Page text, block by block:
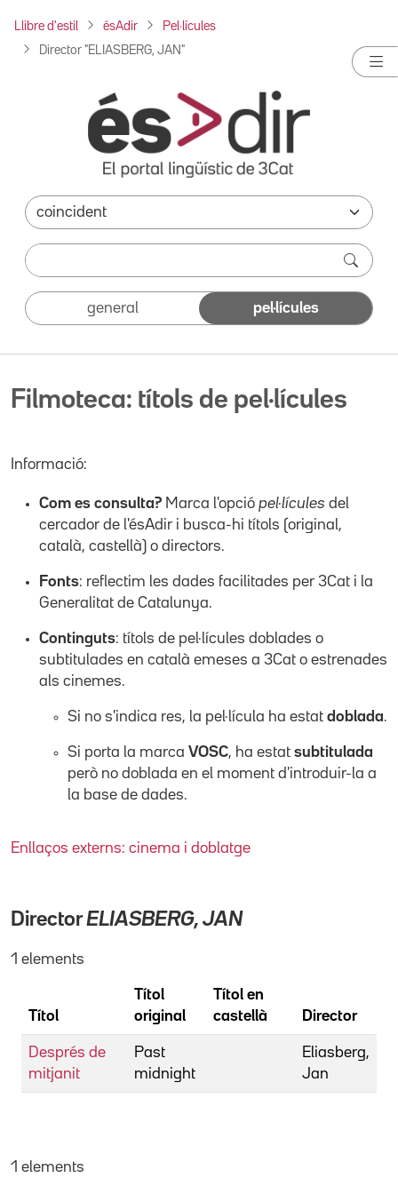
Llibre d'estil ésAdir Pel·lícules
Director "ELIASBERG, JAN"
general pel·lícules
Filmoteca: títols de pel·lícules
Informació:
Com es consulta? Marca l'opció pel·lícules del
cercador de l'ésAdir i busca-hi títols (original,
català, castellà) o directors.
Fonts: reflectim les dades facilitades per 3Cat i la
Generalitat de Catalunya.
Continguts: títols de pel·lícules doblades o
subtitulades en català emeses a 3Cat o estrenades
als cinemes.
Si no s'indica res, la pel·lícula ha estat doblada.
Si porta la marca VOSC, ha estat subtitulada
però no doblada en el moment d'introduir-la a
la base de dades.
Enllaços externs: cinema i doblatge
DirectorELIASBERG, JAN
1 elements
Títol
Títol
original
Títol en
castellà
Director
Després de
mitjanit
Past
midnight
Eliasberg,
Jan
1 elements